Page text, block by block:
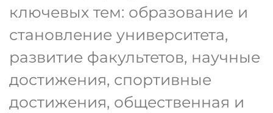
ключевых тем: образование и
становление университета,
развитие факультетов, научные
достижения, спортивные
достижения, общественная и